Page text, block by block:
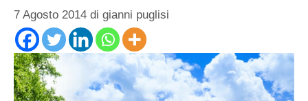
7 Agosto 2014 di gianni puglisi